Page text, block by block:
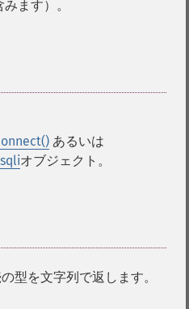
ます）。
あるいは
オブジェクト。
型を文字列で返します。